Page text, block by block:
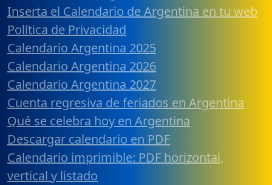
Inserta el Calendario de Argentina en tu web
Política de Privacidad
Calendario Argentina 2025
Calendario Argentina 2026
Calendario Argentina 2027
Cuenta regresiva de feriados en Argentina
Qué se celebra hoy en Argentina
Descargar calendario en PDF
Calendario imprimible: PDF horizontal,
vertical y listado